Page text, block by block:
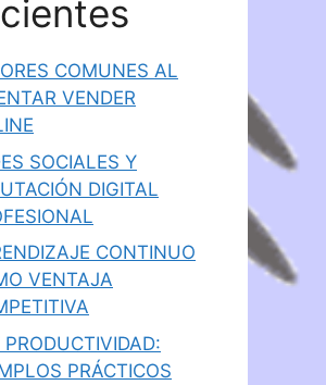
COMUNES AL
VENDER
SOCIALES Y
DIGITAL
CONTINUO
VENTAJA
PRODUCTIVIDAD:
PRÁCTICOS